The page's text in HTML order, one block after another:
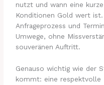
nutzt und wann eine
Konditionen Gold wert
Anfrageprozess und
Umwege, ohne
souveränen Auftritt.
Genauso wichtig wie der
kommt: eine respektvolle